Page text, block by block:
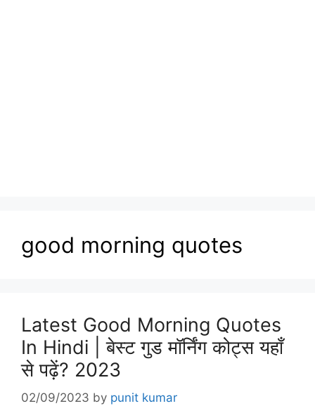
good morning quotes
Latest Good Morning Quotes
In Hindi | बेस्ट गुड मॉर्निंग कोट्स यहाँ
से पढ़ें? 2023
02/09/2023 by punit kumar